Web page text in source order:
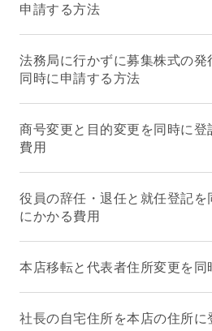
申請する方法
法務局に行かずに募集株式の
同時に申請する方法
商号変更と目的変更を同時に登
費用
役員の辞任・退任と就任登記
にかかる費用
本店移転と代表者住所変更を
社長の自宅住所を本店の住所